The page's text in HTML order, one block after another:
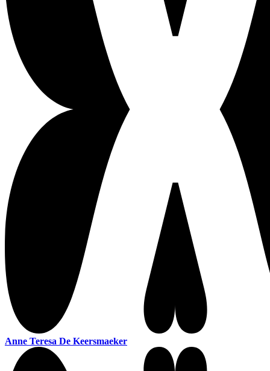
Anne Teresa De Keersmaeker